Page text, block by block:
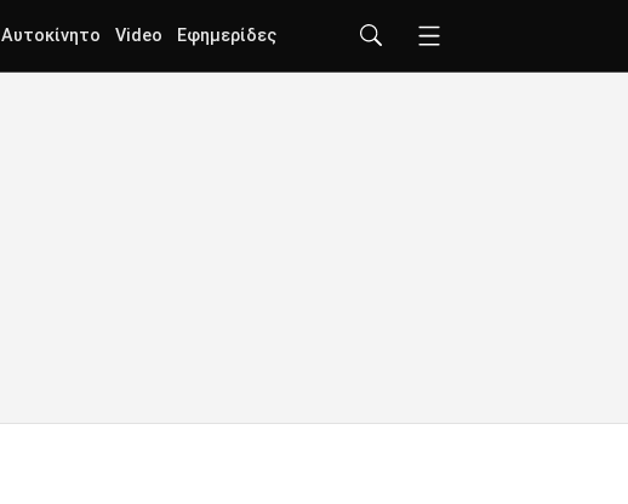
Αυτοκίνητο Video Εφημερίδες